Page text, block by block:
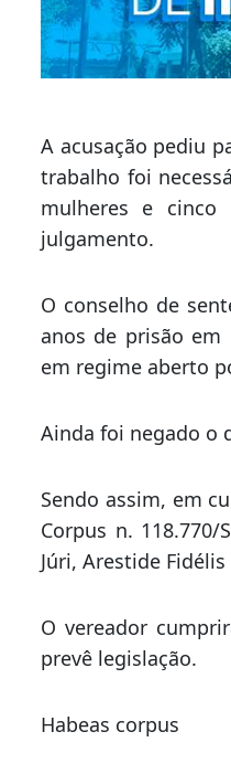
A acusação pediu
trabalho foi
mulheres e cinco
anos de prisão
em regime aberto
Sendo assim, em
Júri, Arestide